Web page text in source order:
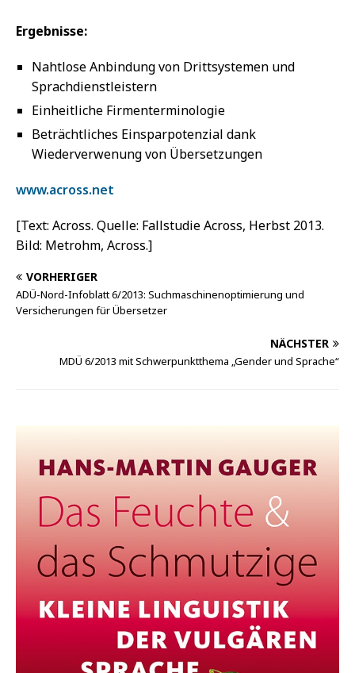
Ergebnisse:
Nahtlose Anbindung von Drittsystemen und
Sprachdienstleistern
Einheitliche Firmenterminologie
Beträchtliches Einsparpotenzial dank
Wiederverwenung von Übersetzungen
www.across.net
[Text: Across. Quelle: Fallstudie Across, Herbst 2013.
Bild: Metrohm, Across.]
VORHERIGER
ADÜ-Nord-Infoblatt 6/2013: Suchmaschinenoptimierung und
Versicherungen für Übersetzer
NÄCHSTER
MDÜ 6/2013 mit Schwerpunktthema „Gender und Sprache“